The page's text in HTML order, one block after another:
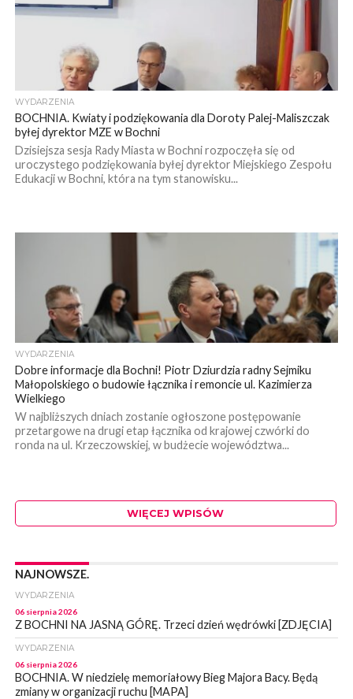
WYDARZENIA
BOCHNIA. Kwiaty i podziękowania dla Doroty Palej-Maliszczak
byłej dyrektor MZE w Bochni
Dzisiejsza sesja Rady Miasta w Bochni rozpoczęła się od
uroczystego podziękowania byłej dyrektor Miejskiego Zespołu
Edukacji w Bochni, która na tym stanowisku...
WYDARZENIA
Dobre informacje dla Bochni! Piotr Dziurdzia radny Sejmiku
Małopolskiego o budowie łącznika i remoncie ul. Kazimierza
Wielkiego
W najbliższych dniach zostanie ogłoszone postępowanie
przetargowe na drugi etap łącznika od krajowej czwórki do
ronda na ul. Krzeczowskiej, w budżecie województwa...
WIĘCEJ WPISÓW
NAJNOWSZE.
WYDARZENIA
06 sierpnia 2026
Z BOCHNI NA JASNĄ GÓRĘ. Trzeci dzień wędrówki [ZDJĘCIA]
WYDARZENIA
06 sierpnia 2026
BOCHNIA. W niedzielę memoriałowy Bieg Majora Bacy. Będą
zmiany w organizacji ruchu [MAPA]